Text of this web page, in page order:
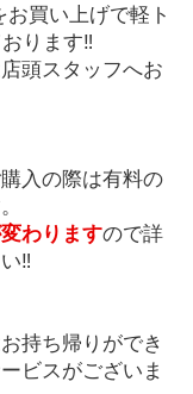
お買い上げで軽ト
ります‼
頭スタッフへお
入の際は有料の
わりますので詳
‼
持ち帰りができ
ビスがございま